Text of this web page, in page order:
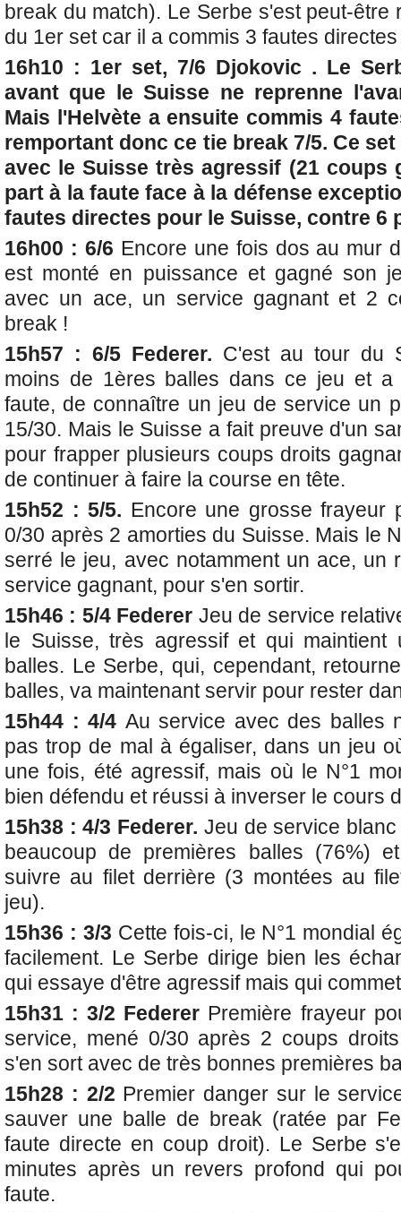
break du match). Le Serbe s'est peut-être
du 1er set car il a commis 3 fautes
16h10 : 1er set, 7/6 Djokovic . Le
avant que le Suisse ne reprenne
Mais l'Helvète a ensuite commis 4
remportant donc ce tie break 7/5. Ce
avec le Suisse très agressif (21 coups
part à la faute face à la défense
fautes directes pour le Suisse, contre 6
16h00 : 6/6 Encore une fois dos au mur
est monté en puissance et gagné son
avec un ace, un service gagnant et 2
break !
15h57 : 6/5 Federer. C'est au tour du
moins de 1ères balles dans ce jeu et a
faute, de connaître un jeu de service un
15/30. Mais le Suisse a fait preuve d'un
pour frapper plusieurs coups droits
de continuer à faire la course en tête.
15h52 : 5/5. Encore une grosse frayeur
0/30 après 2 amorties du Suisse. Mais le
serré le jeu, avec notamment un ace, un
service gagnant, pour s'en sortir.
15h46 : 5/4 Federer Jeu de service
le Suisse, très agressif et qui
balles. Le Serbe, qui, cependant,
balles, va maintenant servir pour rester
15h44 : 4/4 Au service avec des balles
pas trop de mal à égaliser, dans un jeu
une fois, été agressif, mais où le N°1
bien défendu et réussi à inverser le cours
15h38 : 4/3 Federer. Jeu de service
beaucoup de premières balles (76%)
suivre au filet derrière (3 montées au
jeu).
15h36 : 3/3 Cette fois-ci, le N°1 mondial
facilement. Le Serbe dirige bien les
qui essaye d'être agressif mais qui
15h31 : 3/2 Federer Première frayeur
service, mené 0/30 après 2 coups
s'en sort avec de très bonnes premières
15h28 : 2/2 Premier danger sur le
sauver une balle de break (ratée par
faute directe en coup droit). Le Serbe
minutes après un revers profond qui
faute.